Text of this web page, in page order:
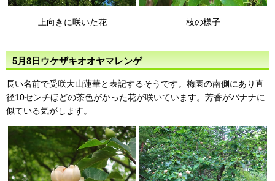
上向きに咲いた花 枝の様子
5月8日ウケザキオオヤマレンゲ
長い名前で受咲大山蓮華と表記するそうです。梅園の南側にあり直
径10センチほどの茶色がかった花が咲いています。芳香がバナナに
似ている気がします。